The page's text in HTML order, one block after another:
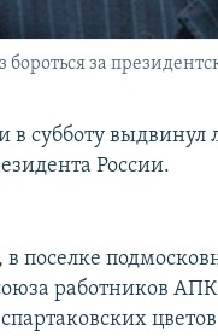
за
в субботу
России.
поселке
работников